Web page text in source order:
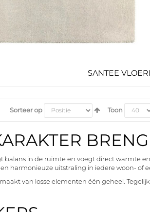
SANTEE
Toon
Sorteer op
balans in de ruimte en voegt direct warmte
harmonieuze uitstraling in iedere woon- of
van losse elementen één geheel.